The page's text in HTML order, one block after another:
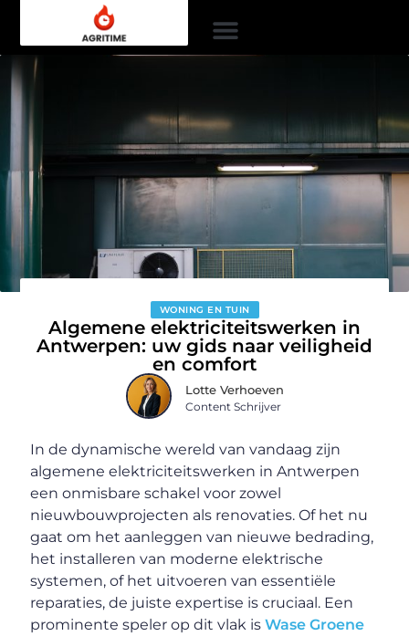
WONING EN TUIN
Algemene elektriciteitswerken in
Antwerpen: uw gids naar veiligheid
en comfort
Lotte Verhoeven
Content Schrijver
In de dynamische wereld van vandaag zijn
algemene elektriciteitswerken in Antwerpen
een onmisbare schakel voor zowel
nieuwbouwprojecten als renovaties. Of het nu
gaat om het aanleggen van nieuwe bedrading,
het installeren van moderne elektrische
systemen, of het uitvoeren van essentiële
reparaties, de juiste expertise is cruciaal. Een
prominente speler op dit vlak isWase Groene